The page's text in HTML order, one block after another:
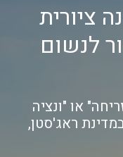
ציורית
לנשום
או "ונציה
ראג'סטן,